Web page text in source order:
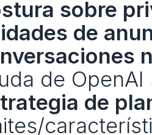
sobre
de
de
de